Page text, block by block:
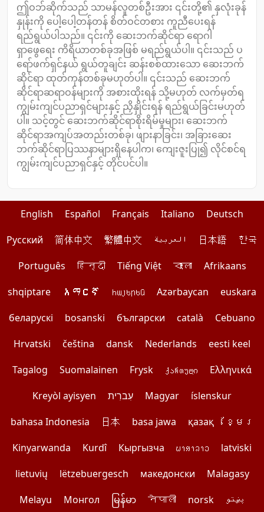
ဤဝဘ်ဆိုက်သည် သာမန်လူတစ်ဦးအား ၎င်းတို့၏ နှလုံးခုန်
နှုန်းကို ပေါ့ပေါ့တန်တန် စိတ်ဝင်တစား ကူညီပေးရန်
ရည်ရွယ်ပါသည်။ ၎င်းကို ဆေးဘက်ဆိုင်ရာ ရောဂါ
ရှာဖွေရေး ကိရိယာတစ်ခုအဖြစ် မရည်ရွယ်ပါ။ ၎င်းသည် ပ
ရော်ဖက်ရှင်နယ် ရွယ်တူချင်း ဆန်းစစ်ထားသော ဆေးဘက်
ဆိုင်ရာ ထုတ်ကုန်တစ်ခုမဟုတ်ပါ။ ၎င်းသည် ဆေးဘက်
ဆိုင်ရာဆရာဝန်များကို အစားထိုးရန် သို့မဟုတ် လက်မှတ်ရ
ကျွမ်းကျင်ပညာရှင်များနှင့် ညှိနှိုင်းရန် ရည်ရွယ်ခြင်းမဟုတ်
ပါ။ သင့်တွင် ဆေးဘက်ဆိုင်ရာစိုးရိမ်မှုများ၊ ဆေးဘက်
ဆိုင်ရာအကျပ်အတည်းတစ်ခု၊ ဖျားနာခြင်း၊ အခြားဆေး
ဘက်ဆိုင်ရာပြဿနာများရှိနေပါက၊ ကျေးဇူးပြု၍ လိုင်စင်ရ
ကျွမ်းကျင်ပညာရှင်နှင့် တိုင်ပင်ပါ။
English Español Français Italiano
Deutsch
Pусский
简体中文 繁體中文 العربية 日本語
한국
Português
हिन्दी Tiếng Việt বাংলা
Afrikaans
shqiptare
አማርኛ հայերեն Azərbaycan
euskara
беларускі
bosanski български català
Cebuano
Hrvatski
čeština dansk Nederlands
eesti keel
Tagalog
Suomalainen Frysk ქართული
Ελληνικά
Kreyòl ayisyen
עִברִית Magyar
íslenskur
bahasa Indonesia
日本 basa jawa қазақ
ខ្មែរ
Kinyarwanda
Kurdî Кыргызча ພາສາລາວ
latviski
lietuvių
lëtzebuergesch македонски
Malagasy
Melayu
Монгол မြန်မာ नेपाली norsk پښتو